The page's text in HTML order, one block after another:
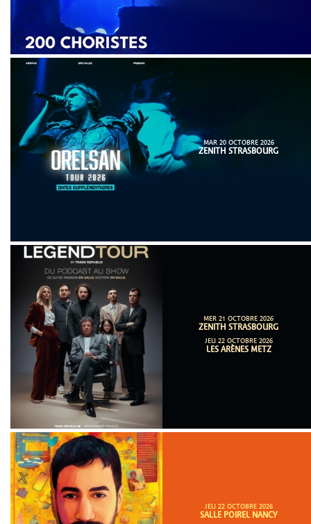
MAR 20 OCTOBRE 2026
ZENITH STRASBOURG
MER 21 OCTOBRE 2026
ZENITH STRASBOURG
JEU 22 OCTOBRE 2026
LES ARÈNES METZ
JEU 22 OCTOBRE 2026
SALLE POIREL NANCY